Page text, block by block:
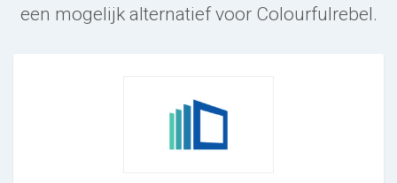
een mogelijk alternatief voor Colourfulrebel.